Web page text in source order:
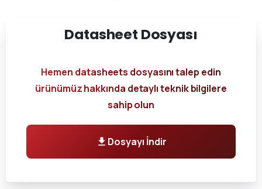
Datasheet Dosyası
Hemen datasheets dosyasını talep edin
ürünümüz hakkında detaylı teknik bilgilere
sahip olun
Dosyayı İndir